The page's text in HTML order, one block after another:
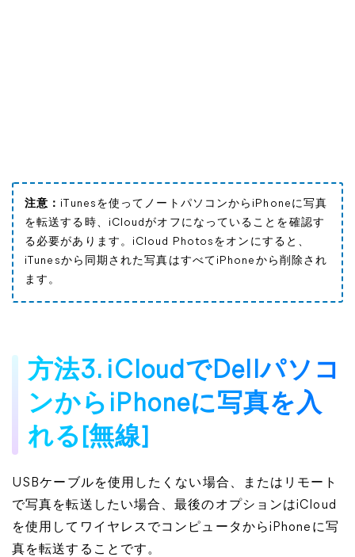
注意： iTunesを使ってノートパソコンからiPhoneに写真
を転送する時、iCloudがオフになっていることを確認す
る必要があります。iCloud Photosをオンにすると、
iTunesから同期された写真はすべてiPhoneから削除され
ます。
方法3. iCloudでDellパソコ
ンからiPhoneに写真を入
れる[無線]
USBケーブルを使用したくない場合、またはリモート
で写真を転送したい場合、最後のオプションはiCloud
を使用してワイヤレスでコンピュータからiPhoneに写
真を転送することです。